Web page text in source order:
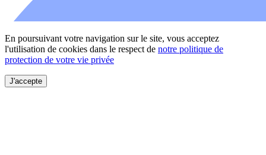
En poursuivant votre navigation sur le site, vous acceptez
l'utilisation de cookies dans le respect de notre politique de
protection de votre vie privée
J'accepte